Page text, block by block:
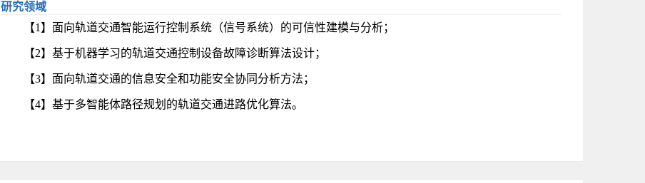
研究领域
【1】面向轨道交通智能运行控制系统（信号系统）的可信性建模与分析；
【2】 基于机器学习的轨道交通控制设备故障诊断算法设计；
【3】面向轨道交通的信息安全和功能安全协同分析方法 ；
【4】基于多智能体路径规划的轨道交通进路优化算法。